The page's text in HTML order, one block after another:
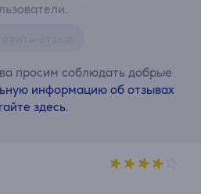
просим соблюдать добрые
информацию об отзывах
здесь.